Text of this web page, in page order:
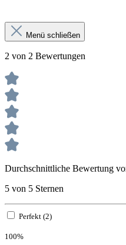
Menü schließen
2 von 2 Bewertungen
Durchschnittliche Bewertung
5 von 5 Sternen
Perfekt (2)
100%